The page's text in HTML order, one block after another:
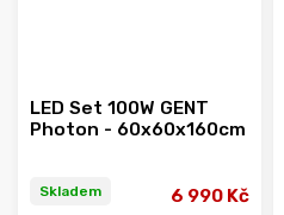
LED Set 100W GENT
Photon - 60x60x160cm
Skladem 6 990 Kč